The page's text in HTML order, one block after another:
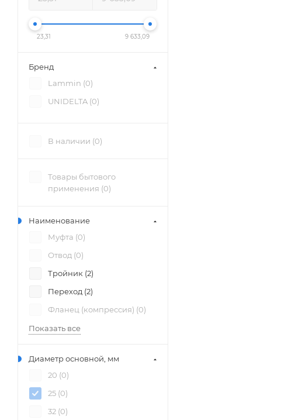
23,31 9 633,09
Бренд
Lammin (0)
UNIDELTA (0)
В наличии (0)
Товары бытового
применения (0)
Наименование
Муфта (0)
Отвод (0)
Тройник (2)
Переход (2)
Фланец (компрессия) (0)
Показать все
Диаметр основной, мм
20 (0)
25 (0)
32 (0)